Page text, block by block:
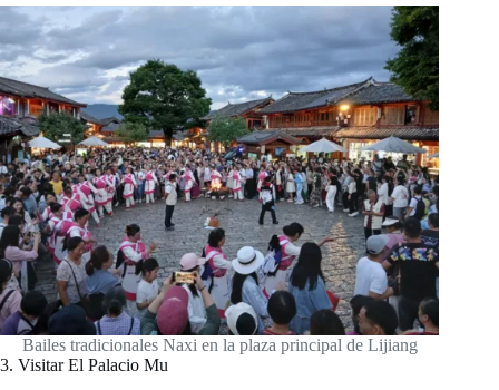
Bailes tradicionales Naxi en la plaza principal de Lijiang
3. Visitar El Palacio Mu